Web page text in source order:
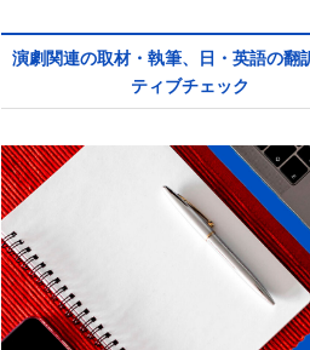
演劇関連の取材・執筆、日・英語の翻
ティブチェック